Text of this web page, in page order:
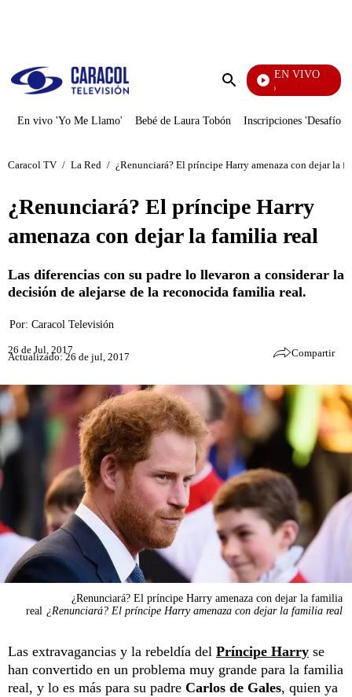
Enviar
EN VIVO
Rafael Orozco
En vivo 'Yo Me Llamo' Bebé de Laura Tobón Inscripciones 'Desafío'
Caracol TV / La Red / ¿Renunciará? El príncipe Harry amenaza con dejar la
¿Renunciará? El príncipe Harry
amenaza con dejar la familia real
Las diferencias con su padre lo llevaron a considerar la
decisión de alejarse de la reconocida familia real.
Por: Caracol Televisión
26 de Jul, 2017
Actualizado: 26 de jul, 2017 Compartir
¿Renunciará? El príncipe Harry amenaza con dejar la familia
real ¿Renunciará? El príncipe Harry amenaza con dejar la familia real
Las extravagancias y la rebeldía del Príncipe Harry se
han convertido en un problema muy grande para la familia
real, y lo es más para su padre Carlos de Gales, quien ya